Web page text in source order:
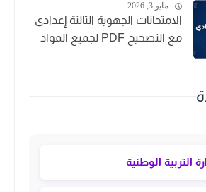
مايو 3, 2026
الامتحانات الجهوية الثالثة إعدادي
مع التصحيح PDF لجميع المواد
التربية الوطنية